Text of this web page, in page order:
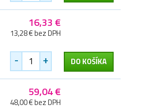
16,33 €
13,28 € bez DPH
- + DO KOŠÍKA
59,04 €
48,00 € bez DPH